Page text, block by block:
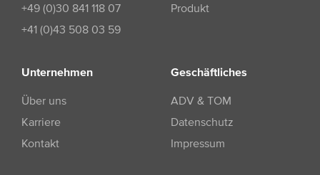
+49 (0)30 841 118 07
+41 (0)43 508 03 59
Produkt
Unternehmen
Über uns
Karriere
Kontakt
Geschäftliches
ADV & TOM
Datenschutz
Impressum